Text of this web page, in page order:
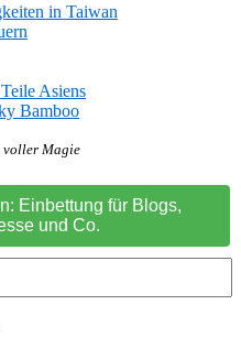
in Taiwan
Asiens
Bamboo
voller Magie
Einbettung für Blogs,
und Co.